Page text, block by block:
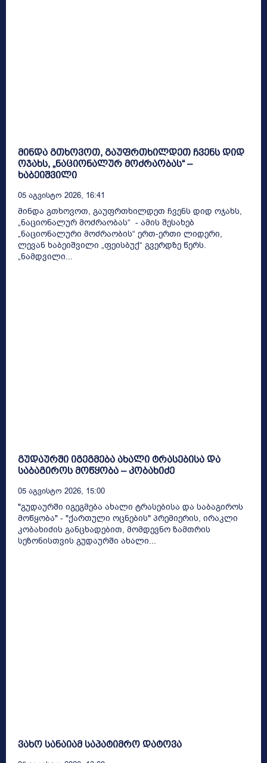
მინდა გთხოვოთ, გაუფრთხილდეთ ჩვენს დიდ
ოჯახს, „ნაციონალურ მოძრაობას“ –
ხაბეიშვილი
05 Აგვისტო 2026, 16:41
მინდა გთხოვოთ, გაუფრთხილდეთ ჩვენს დიდ ოჯახს,
„ნაციონალურ მოძრაობას“ - ამის შესახებ
„ნაციონალური მოძრაობის“ ერთ-ერთი ლიდერი,
ლევან ხაბეიშვილი „ფეისბუქ“ გვერდზე წერს.
„ნამდვილი...
გუდაურში იგეგმება ახალი ტრასებისა და
საბაგიროს მოწყობა – კობახიძე
05 Აგვისტო 2026, 15:00
"გუდაურში იგეგმება ახალი ტრასებისა და საბაგიროს
მოწყობა" - "ქართული ოცნების" პრემიერის, ირაკლი
კობახიძის განცხადებით, მომდევნო ზამთრის
სეზონისთვის გუდაურში ახალი...
ვახო სანაიამ საპატიმრო დატოვა